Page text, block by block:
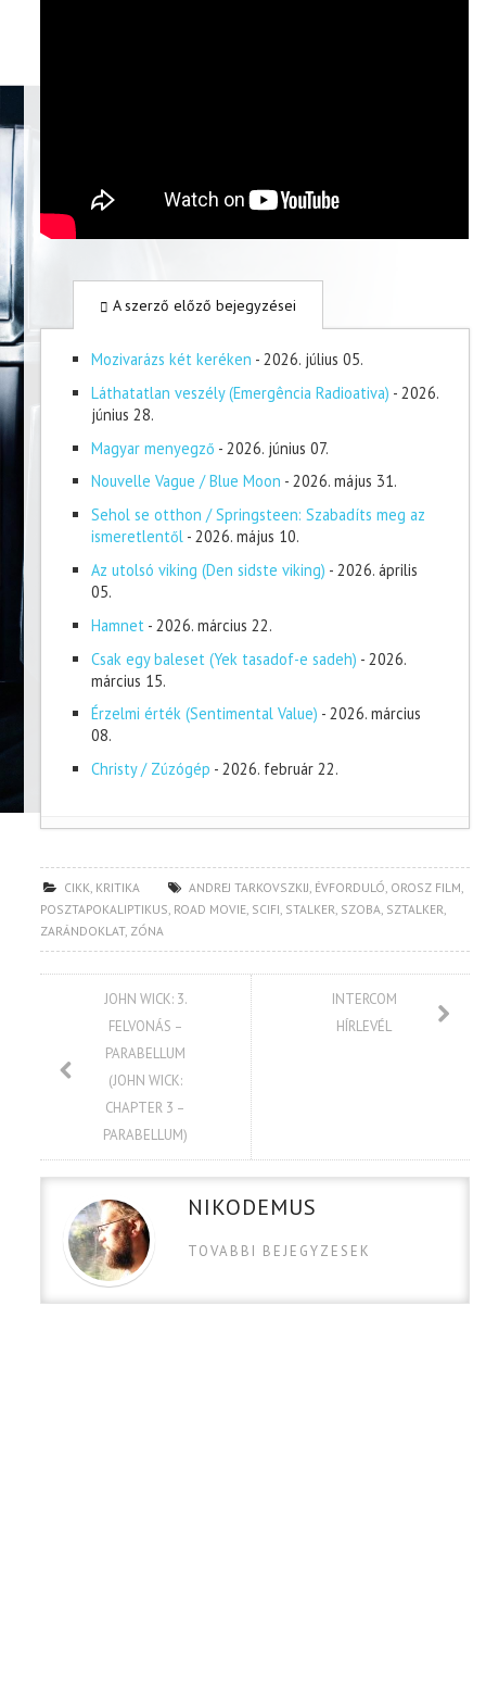
A szerző előző bejegyzései
Mozivarázs két keréken - 2026. július 05.
Láthatatlan veszély (Emergência Radioativa) - 2026.
június 28.
Magyar menyegző - 2026. június 07.
Nouvelle Vague / Blue Moon - 2026. május 31.
Sehol se otthon / Springsteen: Szabadíts meg az
ismeretlentől - 2026. május 10.
Az utolsó viking (Den sidste viking) - 2026. április
05.
Hamnet - 2026. március 22.
Csak egy baleset (Yek tasadof-e sadeh) - 2026.
március 15.
Érzelmi érték (Sentimental Value) - 2026. március
08.
Christy / Zúzógép - 2026. február 22.
CIKK, KRITIKA ANDREJ TARKOVSZKIJ, ÉVFORDULÓ, OROSZ FILM,
POSZTAPOKALIPTIKUS, ROAD MOVIE, SCIFI, STALKER, SZOBA, SZTALKER,
ZARÁNDOKLAT, ZÓNA
JOHN WICK: 3.
FELVONÁS –
PARABELLUM
(JOHN WICK:
CHAPTER 3 –
PARABELLUM)
INTERCOM
HÍRLEVÉL
NIKODEMUS
TOVABBI BEJEGYZESEK